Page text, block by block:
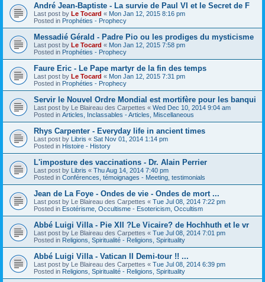
André Jean-Baptiste - La survie de Paul VI et le Secret de F
Last post by Le Tocard « Mon Jan 12, 2015 8:16 pm
Posted in Prophéties - Prophecy
Messadié Gérald - Padre Pio ou les prodiges du mysticisme
Last post by Le Tocard « Mon Jan 12, 2015 7:58 pm
Posted in Prophéties - Prophecy
Faure Eric - Le Pape martyr de la fin des temps
Last post by Le Tocard « Mon Jan 12, 2015 7:31 pm
Posted in Prophéties - Prophecy
Servir le Nouvel Ordre Mondial est mortifère pour les banqui
Last post by Le Blaireau des Carpettes « Wed Dec 10, 2014 9:04 am
Posted in Articles, Inclassables - Articles, Miscellaneous
Rhys Carpenter - Everyday life in ancient times
Last post by Libris « Sat Nov 01, 2014 1:14 pm
Posted in Histoire - History
L'imposture des vaccinations - Dr. Alain Perrier
Last post by Libris « Thu Aug 14, 2014 7:40 pm
Posted in Conférences, témoignages - Meeting, testimonials
Jean de La Foye - Ondes de vie - Ondes de mort ...
Last post by Le Blaireau des Carpettes « Tue Jul 08, 2014 7:22 pm
Posted in Esotérisme, Occultisme - Esotericism, Occultism
Abbé Luigi Villa - Pie XII ?Le Vicaire? de Hochhuth et le vr
Last post by Le Blaireau des Carpettes « Tue Jul 08, 2014 7:01 pm
Posted in Religions, Spiritualité - Religions, Spirituality
Abbé Luigi Villa - Vatican II Demi-tour !! ...
Last post by Le Blaireau des Carpettes « Tue Jul 08, 2014 6:39 pm
Posted in Religions, Spiritualité - Religions, Spirituality